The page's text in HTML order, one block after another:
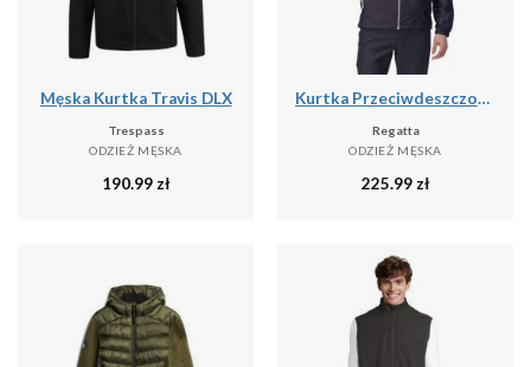
Męska Kurtka Travis DLX
Trespass
ODZIEŻ MĘSKA
190.99 zł
Kurtka Przeciwdeszczowa Męska Lyle IV
Regatta
ODZIEŻ MĘSKA
225.99 zł